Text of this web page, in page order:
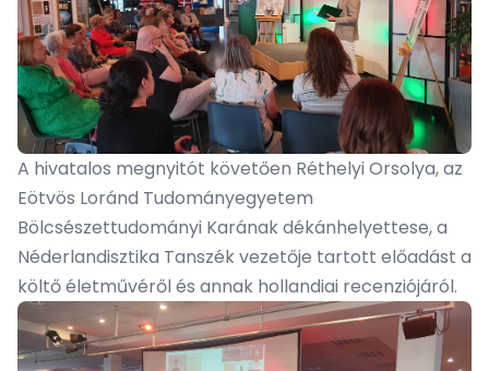
A hivatalos megnyitót követően Réthelyi Orsolya, az
Eötvös Loránd Tudományegyetem
Bölcsészettudományi Karának dékánhelyettese, a
Néderlandisztika Tanszék vezetője tartott előadást a
költő életművéről és annak hollandiai recenziójáról.